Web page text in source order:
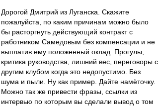
Дорогой Дмитрий из Луганска. Скажите
пожалуйста, по каким причинам можно было
бы расторгнуть действующий контракт с
работником Самедовым без компенсации и не
выплатив ему положенный оклад. Прогулы,
критика руководства, лишний вес, переговоры с
другим клубом когда это недопустимо. Без
шума и пыли. Ну как пример. Дайте намёточку.
Можно так же привести фразы, ссылки из
интервью по которым вы сделали вывод о том